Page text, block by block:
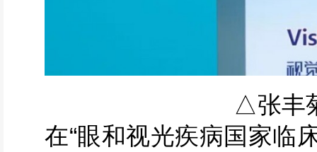
△张丰
在“眼和视光疾病国家临